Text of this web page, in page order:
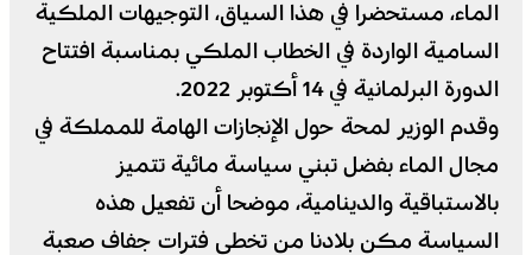
الماء، مستحضرا في هذا السياق، التوجيهات الملكية
السامية الواردة في الخطاب الملكي بمناسبة افتتاح
الدورة البرلمانية في 14 أكتوبر 2022.
وقدم الوزير لمحة حول الإنجازات الهامة للمملكة في
مجال الماء بفضل تبني سياسة مائية تتميز
بالاستباقية والدينامية، موضحا أن تفعيل هذه
السياسة مكن بلادنا من تخطي فترات جفاف صعبة